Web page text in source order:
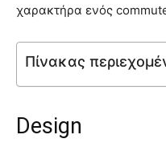
χαρακτήρα ενός
Πίνακας
Design